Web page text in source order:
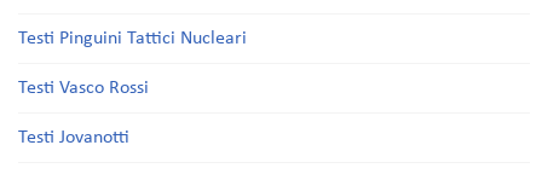
Testi Pinguini Tattici Nucleari
Testi Vasco Rossi
Testi Jovanotti